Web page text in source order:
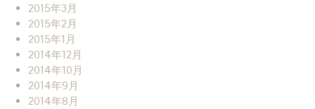
2015年3月
2015年2月
2015年1月
2014年12月
2014年10月
2014年9月
2014年8月